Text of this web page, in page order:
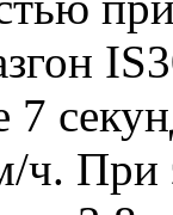
7
ч.